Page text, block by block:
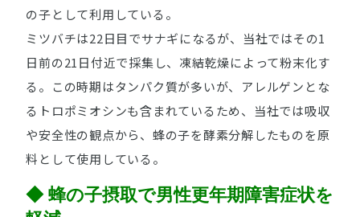
の子として利用している。
ミツバチは22日目でサナギになるが、当社ではその1
日前の21日付近で採集し、凍結乾燥によって粉末化す
る。この時期はタンパク質が多いが、アレルゲンとな
るトロポミオシンも含まれているため、当社では吸収
や安全性の観点から、蜂の子を酵素分解したものを原
料として使用している。
◆ 蜂の子摂取で男性更年期障害症状を